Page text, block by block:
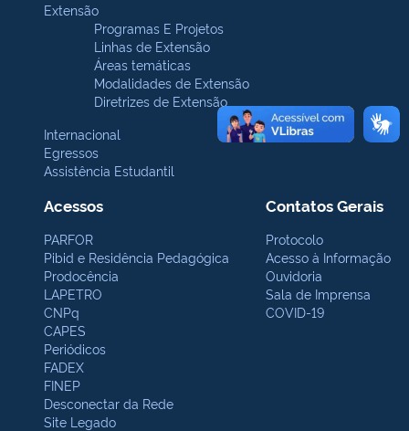
Extensão
Programas E Projetos
Linhas de Extensão
Áreas temáticas
Modalidades de Extensão
Diretrizes de Extensão
Internacional
Egressos
Assistência Estudantil
Acessos
PARFOR
Pibid e Residência Pedagógica
Prodocência
LAPETRO
CNPq
CAPES
Periódicos
FADEX
FINEP
Desconectar da Rede
Site Legado
Contatos Gerais
Protocolo
Acesso à Informação
Ouvidoria
Sala de Imprensa
COVID-19